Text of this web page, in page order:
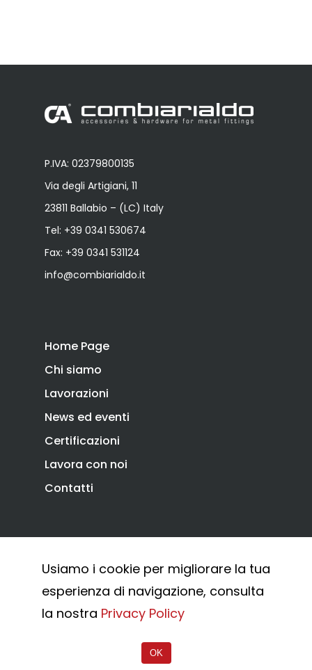
P.IVA: 02379800135
Via degli Artigiani, 11
23811 Ballabio – (LC) Italy
Tel: +39 0341 530674
Fax: +39 0341 531124
info@combiarialdo.it
Home Page
Chi siamo
Lavorazioni
News ed eventi
Certificazioni
Lavora con noi
Contatti
Privacy Policy
Cookie Policy
Whistleblowing
© 2026 Combi Arialdo.
Usiamo i cookie per migliorare la tua
esperienza di navigazione, consulta
la nostra Privacy Policy
OK